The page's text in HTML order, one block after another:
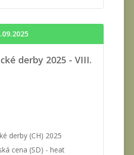
derby 2025 - VIII.
derby (CH) 2025
cena (SD) - heat